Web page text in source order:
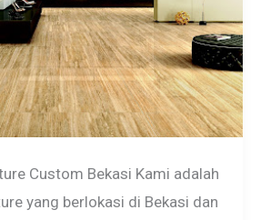
Custom Bekasi Kami adalah
yang berlokasi di Bekasi dan